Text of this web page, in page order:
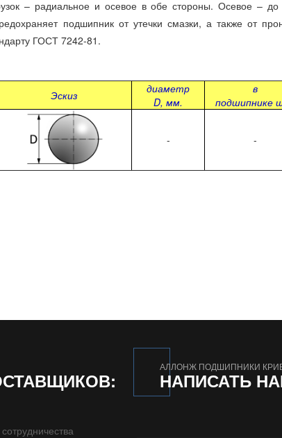
– радиальное и осевое в обе стороны. Осевое – до
подшипник от утечки смазки, а также от
ГОСТ 7242-81.
Эскиз
диаметр
D, мм.
в
подшипнике
- -
АЛЛОНЖ ПОДШИПНИКИ
НАПИСАТЬ